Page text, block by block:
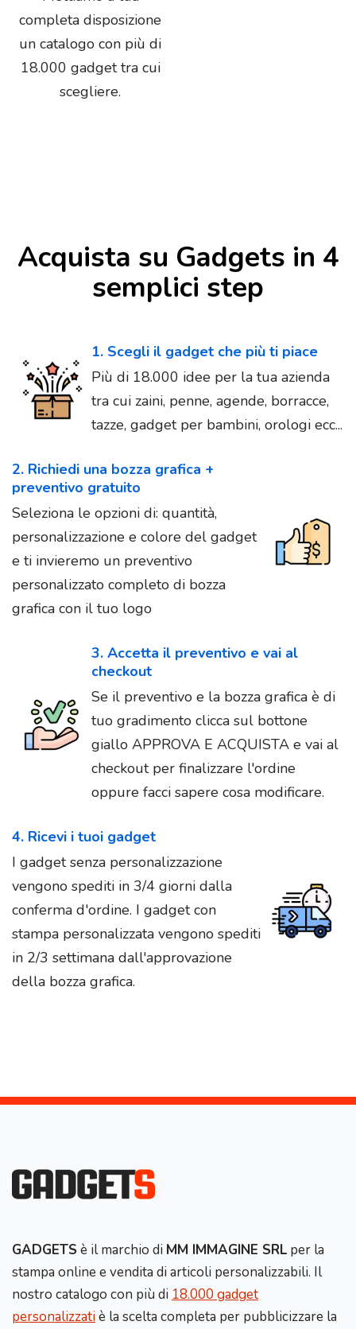
completa disposizione
un catalogo con più di
18.000 gadget tra cui
scegliere.
Acquista su Gadgets in 4
semplici step
1. Scegli il gadget che più ti piace
Più di 18.000 idee per la tua azienda
tra cui zaini, penne, agende, borracce,
tazze, gadget per bambini, orologi ecc...
2. Richiedi una bozza grafica +
preventivo gratuito
Seleziona le opzioni di: quantità,
personalizzazione e colore del gadget
e ti invieremo un preventivo
personalizzato completo di bozza
grafica con il tuo logo
3. Accetta il preventivo e vai al
checkout
Se il preventivo e la bozza grafica è di
tuo gradimento clicca sul bottone
giallo APPROVA E ACQUISTA e vai al
checkout per finalizzare l'ordine
oppure facci sapere cosa modificare.
4. Ricevi i tuoi gadget
I gadget senza personalizzazione
vengono spediti in 3/4 giorni dalla
conferma d'ordine. I gadget con
stampa personalizzata vengono spediti
in 2/3 settimana dall'approvazione
della bozza grafica.
GADGETS è il marchio di MM IMMAGINE SRL per la
stampa online e vendita di articoli personalizzabili. Il
nostro catalogo con più di 18.000 gadget
personalizzatiè la scelta completa per pubblicizzare la